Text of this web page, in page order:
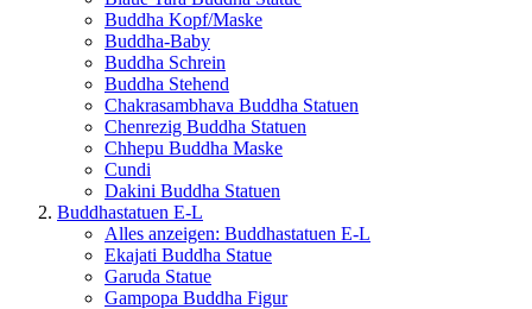
Buddha Kopf/Maske
Buddha-Baby
Buddha Schrein
Buddha Stehend
Chakrasambhava Buddha Statuen
Chenrezig Buddha Statuen
Chhepu Buddha Maske
Cundi
Dakini Buddha Statuen
Buddhastatuen E-L
Alles anzeigen: Buddhastatuen E-L
Ekajati Buddha Statue
Garuda Statue
Gampopa Buddha Figur